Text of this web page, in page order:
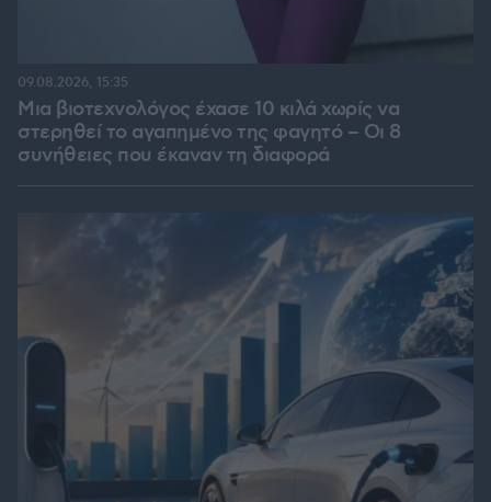
Μια βιοτεχνολόγος έχασε 10 κιλά χωρίς να
στερηθεί το αγαπημένο της φαγητό – Οι 8
συνήθειες που έκαναν τη διαφορά
09.08.2026, 15:35